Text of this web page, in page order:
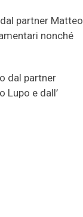
partner Matteo
nonché
dal partner
Lupo e dall’